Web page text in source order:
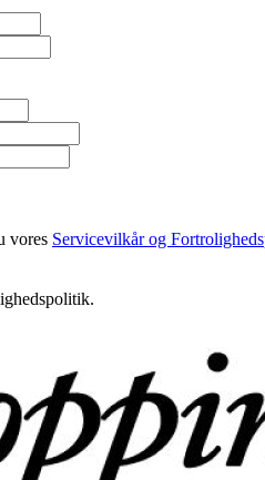
vores Servicevilkår og